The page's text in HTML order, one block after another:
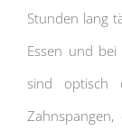
Stunden lang
Essen und
sind optisch